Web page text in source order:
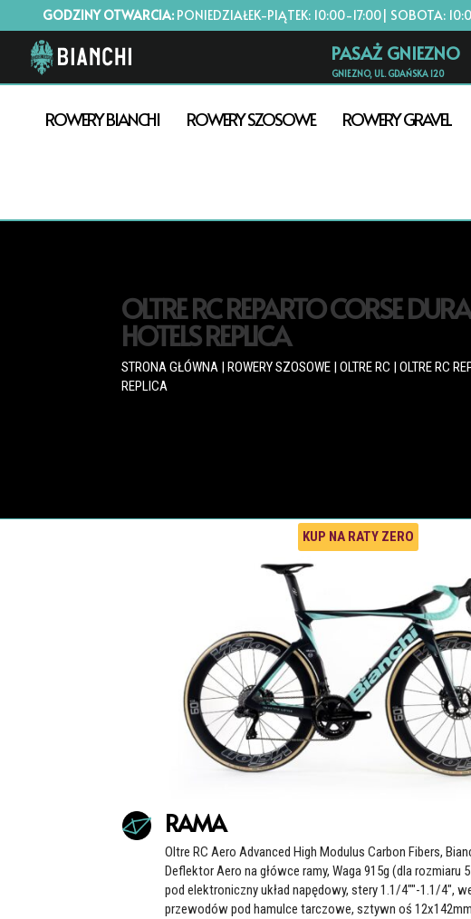
GODZINY OTWARCIA:PONIEDZIAŁEK-PIĄTEK: 10:00-17:00| SOBOTA:
PASAŻ GNIEZNO
GNIEZNO, UL. GDAŃSKA 120
ROWERY BIANCHI ROWERY SZOSOWE ROWERY GRAVEL
OLTRE RC REPARTO CORSE
HOTELS REPLICA
STRONA GŁÓWNA |ROWERY SZOSOWE |OLTRE RC | OLTRE RC
REPLICA
KUP NA RATY ZERO
RAMA
Oltre RC Aero Advanced High Modulus Carbon Fibers,
Deflektor Aero na główce ramy, Waga 915g (dla rozmiaru
pod elektroniczny układ napędowy, stery 1.1/4""-1.1/4",
przewodów pod hamulce tarczowe, sztywn oś